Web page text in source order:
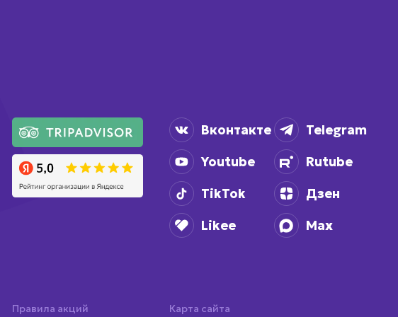
Вконтакте
Youtube
TikTok
Likee
Telegram
Rutube
Дзен
Max
Правила акций Карта сайта